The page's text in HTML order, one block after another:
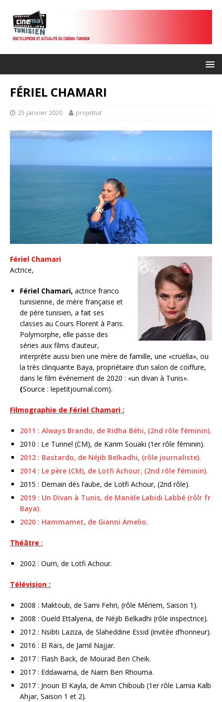
FÉRIEL CHAMARI
25 janvier 2020 projettut
Fériel Chamari
Actrice,
Fériel Chamari, actrice franco
tunisienne, de mère française et
de père tunisien, a fait ses
classes au Cours Florent à Paris.
Polymorphe, elle passe des
séries aux films d’auteur,
interprète aussi bien une mère de famille, une «cruella», ou
la très clinquante Baya, propriétaire d’un salon de coiffure,
dans le film événement de 2020 : «un divan à Tunis».
(Source : lepetitjournal.com).
Filmographie de Fériel Chamari :
2011 : Always Brando, de Ridha Béhi, (2nd rôle féminin).
2010 : Le Tunnel (CM), de Karim Souaki (1er rôle féminin).
2012 : Bastardo, de Néjib Belkadhi, (rôle journaliste).
2014 : Le père (CM), de Lotfi Achour, (2nd rôle féminin).
2015 : Demain dès l’aube, de Lotfi Achour, (2nd rôle).
2019 : Un Divan à Tunis, de Manèle Labidi Labbé (rôlr fr
Baya).
2020 : Hammamet, de Gianni Amelio.
Théâtre :
2002 : Oum, de Lotfi Achour.
Télévision :
2008 : Maktoub, de Sami Fehri, (rôle Mériem, Saison 1).
2008 : Oueld Ettalyena, de Néjib Belkadhi (rôle inspectrice).
2012 : Nsibti Laziza, de Slaheddine Essid (invitée d’honneur).
2016 : El Raïs, de Jamil Najjar.
2017 : Flash Back, de Mourad Ben Cheik.
2017 : Eddawama, de Naim Ben Rhouma.
2017 : Jnoun El Kayla, de Amin Chiboub (1er rôle Lamia Kalb
Ahjar, Saison 1 et 2).